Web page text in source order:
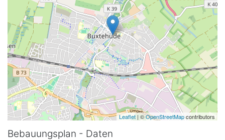
Leaflet | ©OpenStreetMapcontributors
Bebauungsplan - Daten